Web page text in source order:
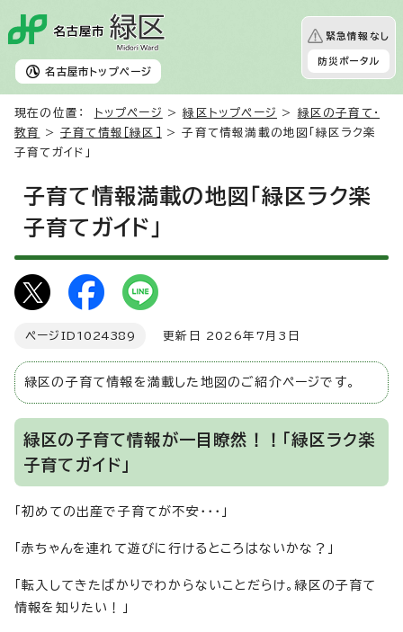
名古屋市 トップページ
緊急情報なし
防災ポータル
現在の位置： トップページ >緑区トップページ > 緑区の子育て・
教育
>子育て情報［緑区］
> 子育て情報満載の地図「緑区ラク楽
子育てガイド」
子育て情報満載の地図「緑区ラク楽
子育てガイド」
ページID 1024389 更新日 2026年7月3日
緑区の子育て情報を満載した地図のご紹介ページです。
緑区の子育て情報が一目瞭然！！「緑区ラク楽
子育てガイド」
「初めての出産で子育てが不安・・・」
「赤ちゃんを連れて遊びに行けるところはないかな？」
「転入してきたばかりでわからないことだらけ。緑区の子育て
情報を知りたい！」